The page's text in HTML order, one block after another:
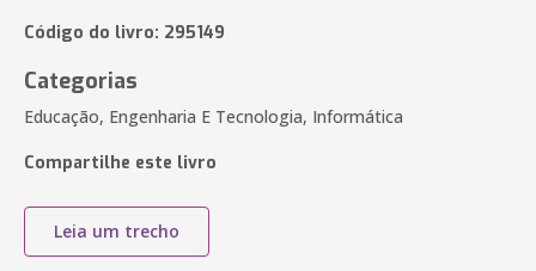
Código do livro: 295149
Categorias
Educação, Engenharia E Tecnologia, Informática
Compartilhe este livro
Leia um trecho